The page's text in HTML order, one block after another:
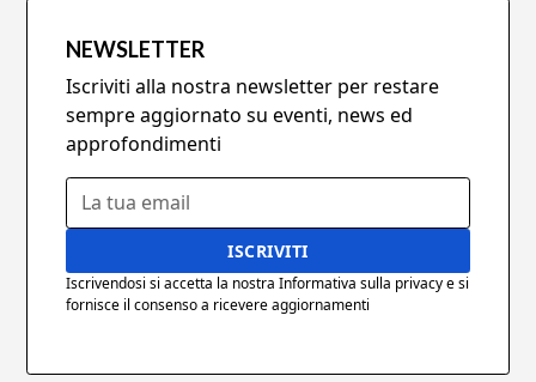
NEWSLETTER
Iscriviti alla nostra newsletter per restare
sempre aggiornato su eventi, news ed
approfondimenti
Iscrivendosi si accetta la nostra Informativa sulla privacy e si
fornisce il consenso a ricevere aggiornamenti